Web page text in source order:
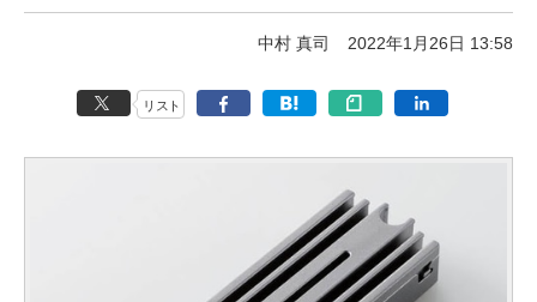
中村 真司 2022年1月26日 13:58
リスト